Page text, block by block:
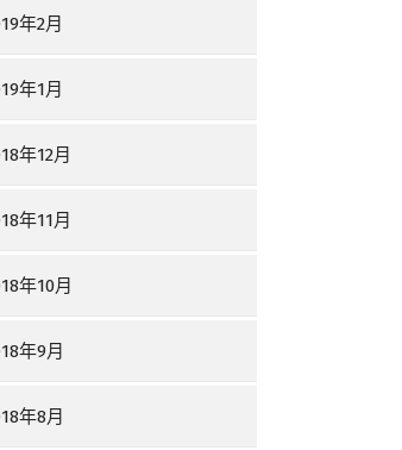
年2月
年1月
年12月
年11月
年10月
年9月
年8月